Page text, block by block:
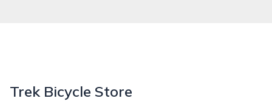
Trek Bicycle Store